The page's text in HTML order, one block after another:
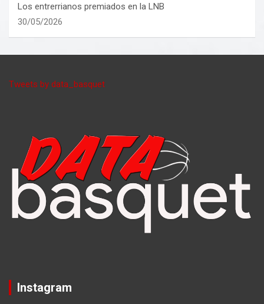
Los entrerrianos premiados en la LNB
30/05/2026
Tweets by data_basquet
Instagram